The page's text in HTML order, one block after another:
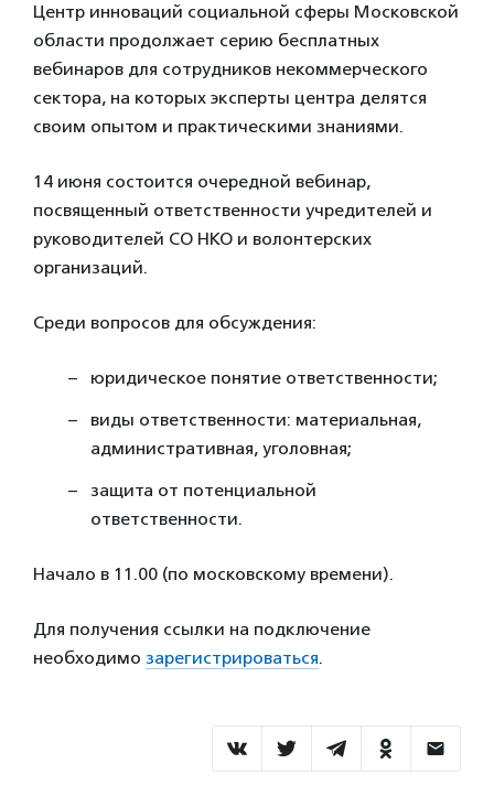
Центр инноваций социальной сферы Московской
области продолжает серию бесплатных
вебинаров для сотрудников некоммерческого
сектора, на которых эксперты центра делятся
своим опытом и практическими знаниями.
14 июня состоится очередной вебинар,
посвященный ответственности учредителей и
руководителей СО НКО и волонтерских
организаций.
Среди вопросов для обсуждения:
юридическое понятие ответственности;
виды ответственности: материальная,
административная, уголовная;
защита от потенциальной
ответственности.
Начало в 11.00 (по московскому времени).
Для получения ссылки на подключение
необходимо зарегистрироваться.